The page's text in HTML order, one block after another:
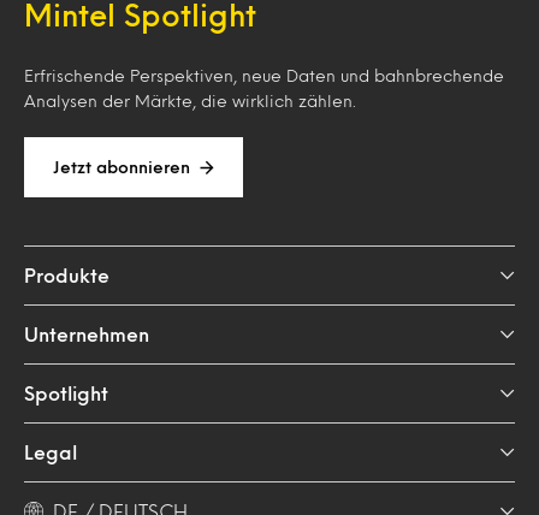
Mintel Spotlight
Erfrischende Perspektiven, neue Daten und bahnbrechende
Analysen der Märkte, die wirklich zählen.
Jetzt abonnieren
Produkte
Unternehmen
Spotlight
Legal
DE / DEUTSCH